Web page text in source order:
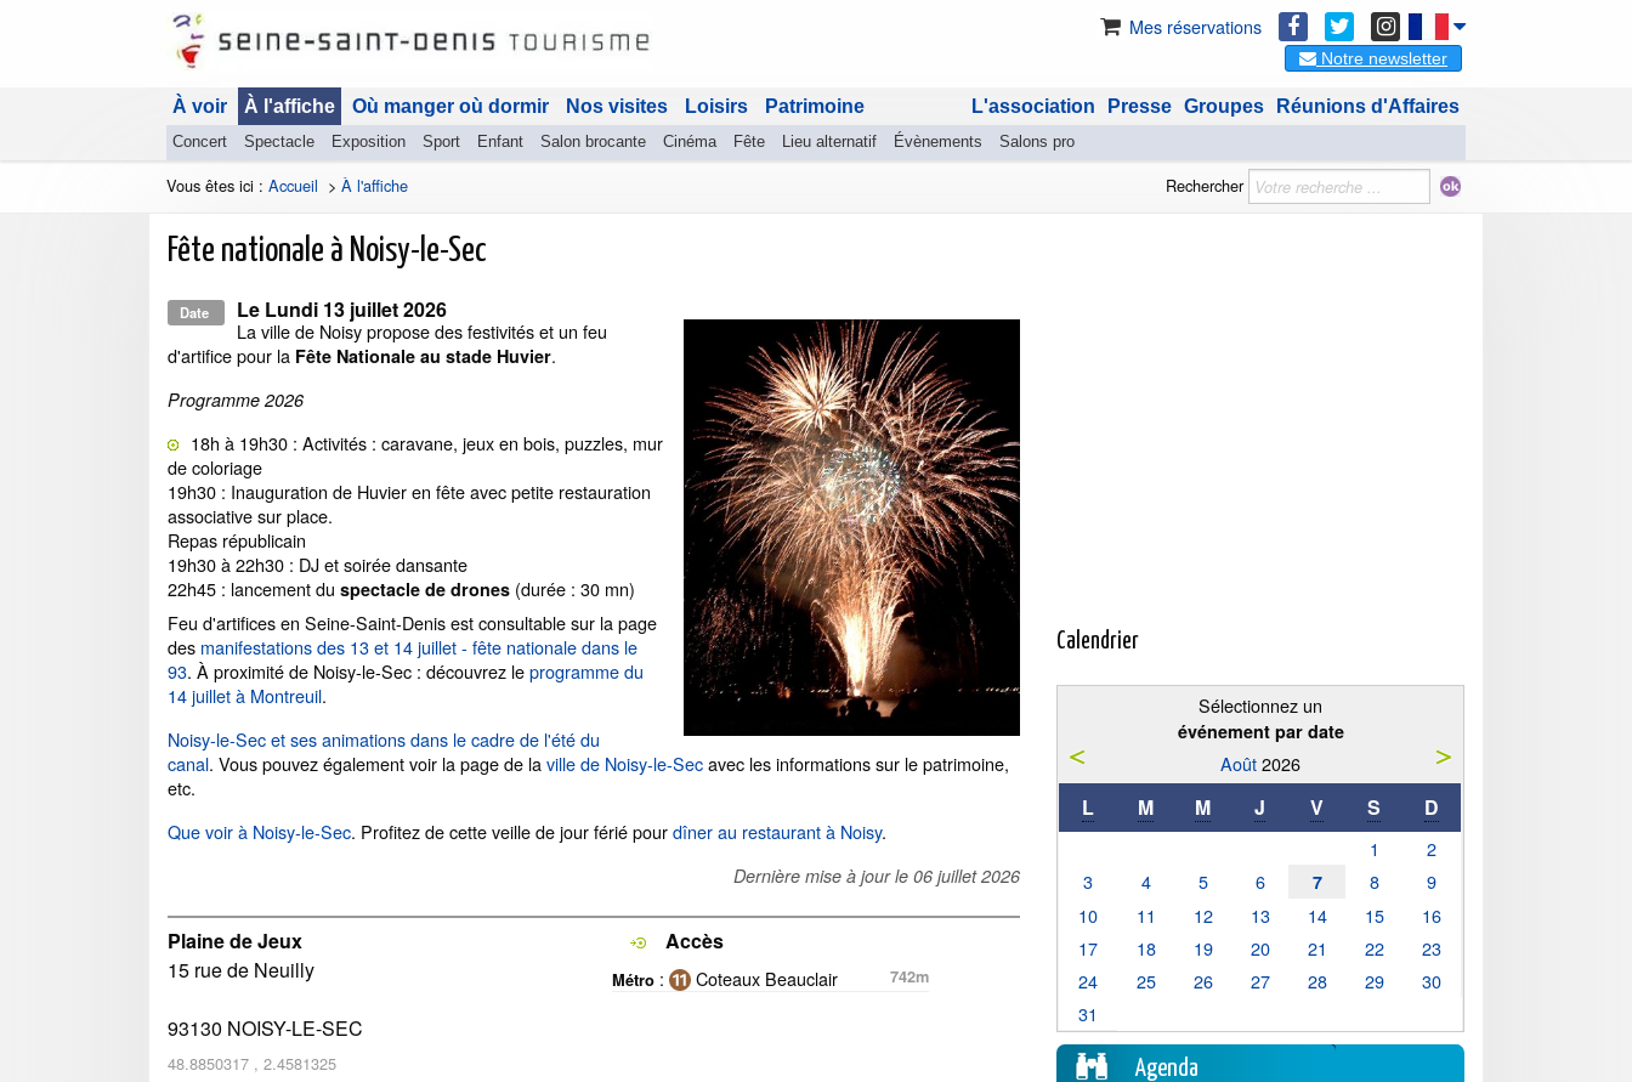
Mes réservations
Notre newsletter
À voir À l'affiche
Concert Spectacle Exposition Sport Enfant Salon brocante Cinéma Fête Lieu alternatif Évènements Salons pro
Où manger où dormir Nos visites Loisirs Patrimoine Réunions d'Affaires
Groupes
Presse
L'association
Vous êtes ici : Accueil > À l'affiche Rechercher
Fête nationale à Noisy-le-Sec
Date Le Lundi 13 juillet 2026
La ville de Noisy propose des festivités et un feu
d'artifice pour la Fête Nationale au stade Huvier.
Programme 2026
18h à 19h30 : Activités : caravane, jeux en bois, puzzles, mur
de coloriage
19h30 : Inauguration de Huvier en fête avec petite restauration
associative sur place.
Repas républicain
19h30 à 22h30 : DJ et soirée dansante
22h45 : lancement du spectacle de drones (durée : 30 mn)
Feu d'artifices en Seine-Saint-Denis est consultable sur la page
des manifestations des 13 et 14 juillet - fête nationale dans le
93. À proximité de Noisy-le-Sec : découvrez leprogramme du
14 juillet à Montreuil.
Noisy-le-Sec et ses animations dans le cadre de l'été du
canal. Vous pouvez également voir la page de laville de Noisy-le-Secavec les informations sur le patrimoine,
etc.
Que voir à Noisy-le-Sec. Profitez de cette veille de jour férié pourdîner au restaurant à Noisy.
Dernière mise à jour le 06 juillet 2026
Plaine de Jeux
15 rue de Neuilly
93130 NOISY-LE-SEC
48.8850317 , 2.4581325
Accès
Métro : Coteaux Beauclair 742m
Calendrier
Sélectionnez un
événement par date
Août2026
L M M J V S D
1
2
3
4 5 6 7 8
9
10
11 12 13 14 15
16
17
18 19 20 21 22
23
24
25 26 27 28 29
30
31
Agenda